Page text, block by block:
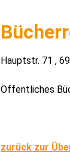
Hauptstr. 71 ,
Öffentliches
zurück zur